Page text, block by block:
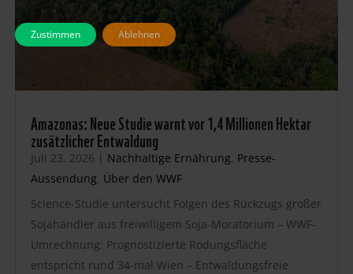
Amazonas: Neue Studie warnt vor 1,4 Millionen Hektar
zusätzlicher Entwaldung
Juli 23, 2026 | Nachhaltige Ernährung, Presse-
Aussendung, Über den WWF
Science-Studie untersucht Folgen des Rückzugs großer
Sojahändler aus freiwilligem Soja-Moratorium – WWF-
Umrechnung: Prognostizierte Rodungsfläche
entspricht rund 34-mal Wien – Entwaldungsfreie
Zustimmen Ablehnen